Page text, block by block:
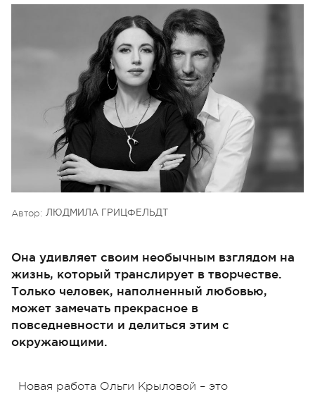
Автор: ЛЮДМИЛА ГРИЦФЕЛЬДТ
Она удивляет своим необычным взглядом на
жизнь, который транслирует в творчестве.
Только человек, наполненный любовью,
может замечать прекрасное в
повседневности и делиться этим с
окружающими.
Новая работа Ольги Крыловой – это